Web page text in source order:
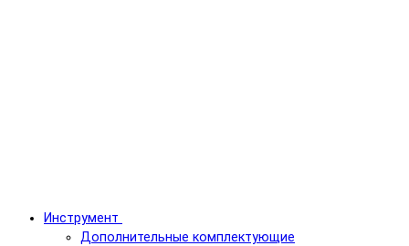
Инструмент
Дополнительные комплектующие